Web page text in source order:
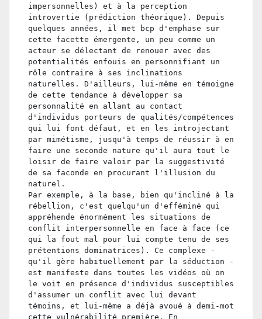
impersonnelles) et à la perception
introvertie (prédiction théorique). Depuis
quelques années, il met bcp d'emphase sur
cette facette émergente, un peu comme un
acteur se délectant de renouer avec des
potentialités enfouis en personnifiant un
rôle contraire à ses inclinations
naturelles. D'ailleurs, lui-même en témoigne
de cette tendance à développer sa
personnalité en allant au contact
d'individus porteurs de qualités/compétences
qui lui font défaut, et en les introjectant
par mimétisme, jusqu'à temps de réussir à en
faire une seconde nature qu'il aura tout le
loisir de faire valoir par la suggestivité
de sa faconde en procurant l'illusion du
naturel.
Par exemple, à la base, bien qu'incliné à la
rébellion, c'est quelqu'un d'efféminé qui
appréhende énormément les situations de
conflit interpersonnelle en face à face (ce
qui la fout mal pour lui compte tenu de ses
prétentions dominatrices). Ce complexe -
qu'il gère habituellement par la séduction -
est manifeste dans toutes les vidéos où on
le voit en présence d'individus susceptibles
d'assumer un conflit avec lui devant
témoins, et lui-même a déjà avoué à demi-mot
cette vulnérabilité première. En